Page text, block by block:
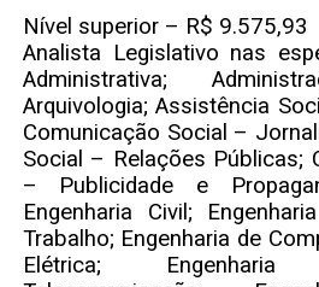
Nível superior – R$ 9.575,93
Analista Legislativo nas
Administrativa;
Arquivologia; Assistência
Comunicação Social –
Social – Relações Públicas;
– Publicidade e
Engenharia Civil;
Trabalho; Engenharia de
Elétrica;